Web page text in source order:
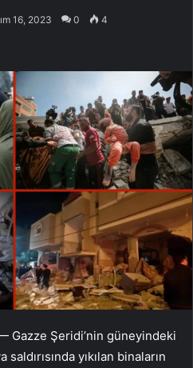
16, 2023 0 4
Gazze Şeridi’nin güneyindeki
yıkılan binaların